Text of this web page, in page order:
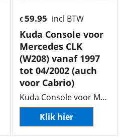
€59.95 incl BTW
Kuda Console voor
Mercedes CLK
(W208) vanaf 1997
tot 04/2002 (auch
voor Cabrio)
Kuda Console voor Mercedes CLK (W208) vanaf 1997 tot 04/2002 (auch voor Cabrio)
Klik hier